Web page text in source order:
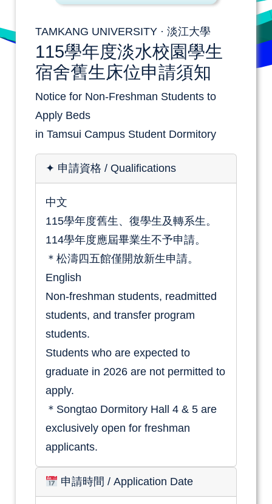
TAMKANG UNIVERSITY · 淡江大學
115學年度淡水校園學生
宿舍舊生床位申請須知
Notice for Non-Freshman Students to
Apply Beds
in Tamsui Campus Student Dormitory
✦ 申請資格 / Qualifications
中文
115學年度舊生、復學生及轉系生。
114學年度應屆畢業生不予申請。
＊松濤四五館僅開放新生申請。
English
Non-freshman students, readmitted
students, and transfer program
students.
Students who are expected to
graduate in 2026 are not permitted to
apply.
＊Songtao Dormitory Hall 4 & 5 are
exclusively open for freshman
applicants.
申請時間 / Application Date